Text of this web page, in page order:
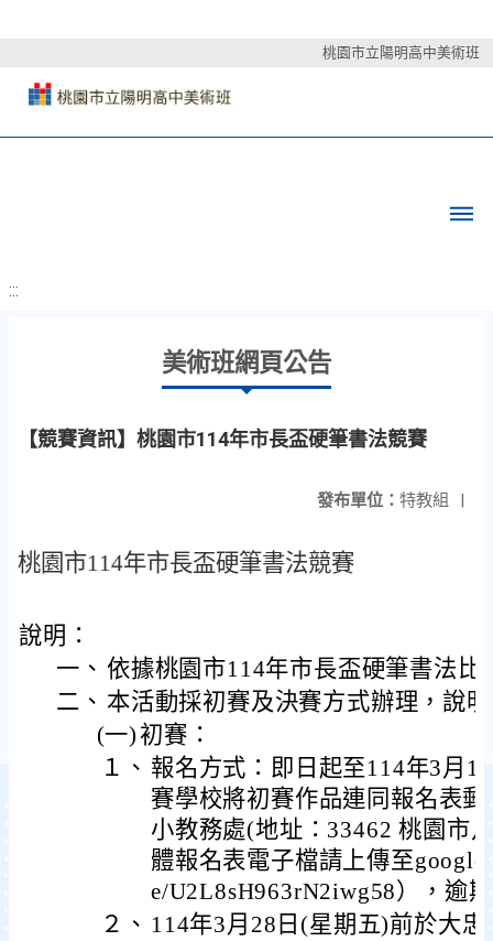
桃園市立陽明高中美術班
:::
美術班網頁公告
【競賽資訊】桃園市114年市長盃硬筆書法競賽
發布單位： 特教組 |
桃園市114年市長盃硬筆書法競賽
說明：
一、 依據桃園市114年市長盃硬筆書法比
二、 本活動採初賽及決賽方式辦理，說
(一) 初賽：
１、 報名方式：即日起至114年3月
賽學校將初賽作品連同報名表
小教務處(地址：33462 桃園市
體報名表電子檔請上傳至
e/U2L8sH963rN2iwg58），逾
２、 114年3月28日(星期五)前於大